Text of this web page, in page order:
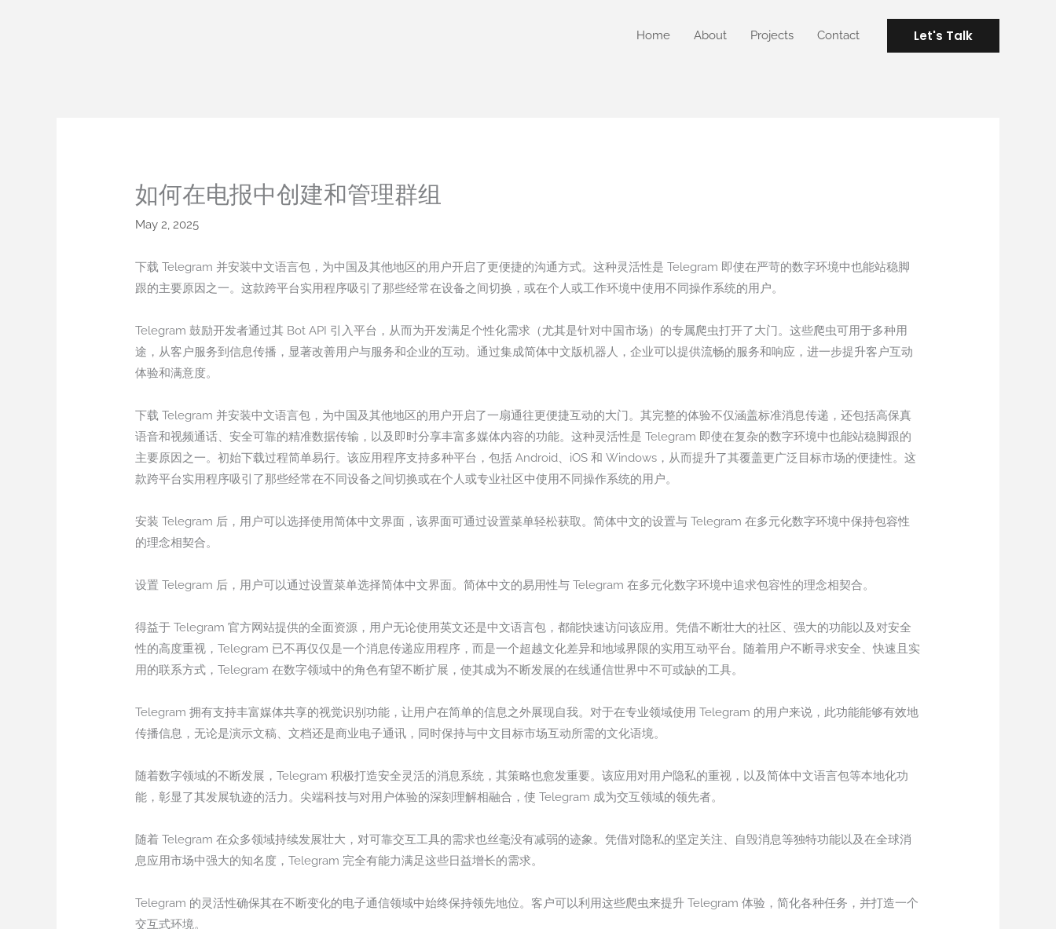
Home About Projects Contact Let's Talk
如何在电报中创建和管理群组
May 2, 2025
下载 Telegram 并安装中文语言包，为中国及其他地区的用户开启了更便捷的沟通方式。这种灵活性是 Telegram 即使在严苛的数字环境中也能站稳脚
跟的主要原因之一。这款跨平台实用程序吸引了那些经常在设备之间切换，或在个人或工作环境中使用不同操作系统的用户。
Telegram 鼓励开发者通过其 Bot API 引入平台，从而为开发满足个性化需求（尤其是针对中国市场）的专属爬虫打开了大门。这些爬虫可用于多种用
途，从客户服务到信息传播，显著改善用户与服务和企业的互动。通过集成简体中文版机器人，企业可以提供流畅的服务和响应，进一步提升客户互动
体验和满意度。
下载 Telegram 并安装中文语言包，为中国及其他地区的用户开启了一扇通往更便捷互动的大门。其完整的体验不仅涵盖标准消息传递，还包括高保真
语音和视频通话、安全可靠的精准数据传输，以及即时分享丰富多媒体内容的功能。这种灵活性是 Telegram 即使在复杂的数字环境中也能站稳脚跟的
主要原因之一。初始下载过程简单易行。该应用程序支持多种平台，包括 Android、iOS 和 Windows，从而提升了其覆盖更广泛目标市场的便捷性。这
款跨平台实用程序吸引了那些经常在不同设备之间切换或在个人或专业社区中使用不同操作系统的用户。
安装 Telegram 后，用户可以选择使用简体中文界面，该界面可通过设置菜单轻松获取。简体中文的设置与 Telegram 在多元化数字环境中保持包容性
的理念相契合。
设置 Telegram 后，用户可以通过设置菜单选择简体中文界面。简体中文的易用性与 Telegram 在多元化数字环境中追求包容性的理念相契合。
得益于 Telegram 官方网站提供的全面资源，用户无论使用英文还是中文语言包，都能快速访问该应用。凭借不断壮大的社区、强大的功能以及对安全
性的高度重视，Telegram 已不再仅仅是一个消息传递应用程序，而是一个超越文化差异和地域界限的实用互动平台。随着用户不断寻求安全、快速且实
用的联系方式，Telegram 在数字领域中的角色有望不断扩展，使其成为不断发展的在线通信世界中不可或缺的工具。
Telegram 拥有支持丰富媒体共享的视觉识别功能，让用户在简单的信息之外展现自我。对于在专业领域使用 Telegram 的用户来说，此功能能够有效地
传播信息，无论是演示文稿、文档还是商业电子通讯，同时保持与中文目标市场互动所需的文化语境。
随着数字领域的不断发展，Telegram 积极打造安全灵活的消息系统，其策略也愈发重要。该应用对用户隐私的重视，以及简体中文语言包等本地化功
能，彰显了其发展轨迹的活力。尖端科技与对用户体验的深刻理解相融合，使 Telegram 成为交互领域的领先者。
随着 Telegram 在众多领域持续发展壮大，对可靠交互工具的需求也丝毫没有减弱的迹象。凭借对隐私的坚定关注、自毁消息等独特功能以及在全球消
息应用市场中强大的知名度，Telegram 完全有能力满足这些日益增长的需求。
Telegram 的灵活性确保其在不断变化的电子通信领域中始终保持领先地位。客户可以利用这些爬虫来提升 Telegram 体验，简化各种任务，并打造一个
交互式环境。